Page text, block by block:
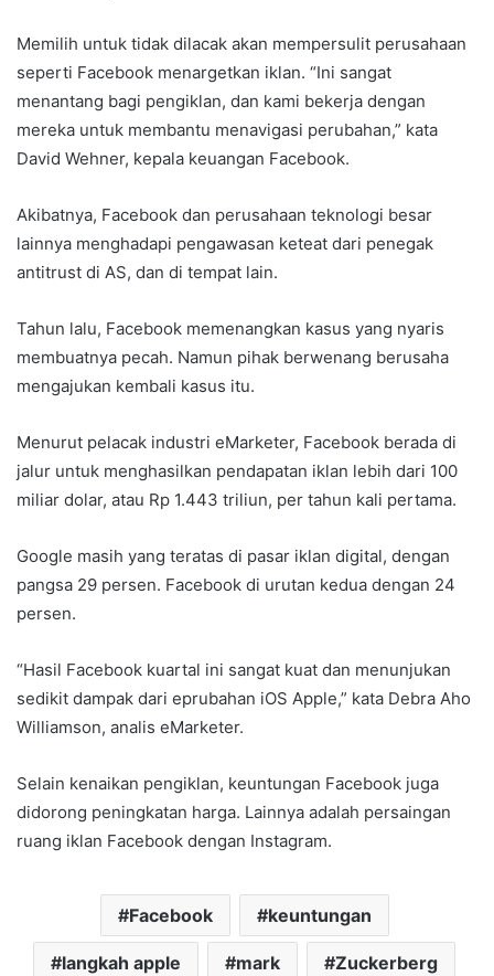
Memilih untuk tidak dilacak akan mempersulit perusahaan
seperti Facebook menargetkan iklan. “Ini sangat
menantang bagi pengiklan, dan kami bekerja dengan
mereka untuk membantu menavigasi perubahan,” kata
David Wehner, kepala keuangan Facebook.
Akibatnya, Facebook dan perusahaan teknologi besar
lainnya menghadapi pengawasan keteat dari penegak
antitrust di AS, dan di tempat lain.
Tahun lalu, Facebook memenangkan kasus yang nyaris
membuatnya pecah. Namun pihak berwenang berusaha
mengajukan kembali kasus itu.
Menurut pelacak industri eMarketer, Facebook berada di
jalur untuk menghasilkan pendapatan iklan lebih dari 100
miliar dolar, atau Rp 1.443 triliun, per tahun kali pertama.
Google masih yang teratas di pasar iklan digital, dengan
pangsa 29 persen. Facebook di urutan kedua dengan 24
persen.
“Hasil Facebook kuartal ini sangat kuat dan menunjukan
sedikit dampak dari eprubahan iOS Apple,” kata Debra Aho
Williamson, analis eMarketer.
Selain kenaikan pengiklan, keuntungan Facebook juga
didorong peningkatan harga. Lainnya adalah persaingan
ruang iklan Facebook dengan Instagram.
Facebook keuntungan
langkah apple mark Zuckerberg